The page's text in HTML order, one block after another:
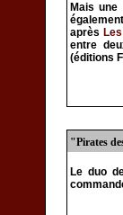
Mais
après
entre
(éditions
"Pirates
Le duo